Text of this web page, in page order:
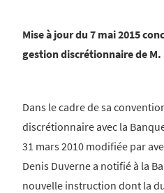
Mise à jour du 7 mai 2015
gestion discrétionnaire de M.
Dans le cadre de sa
discrétionnaire avec la
31 mars 2010 modifiée par
Denis Duverne a notifié à la
nouvelle instruction dont la